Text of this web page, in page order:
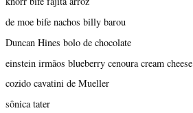
de moe bife nachos billy barou
Duncan Hines bolo de chocolate
einstein irmãos blueberry cenoura cream cheese
cozido cavatini de Mueller
sônica tater